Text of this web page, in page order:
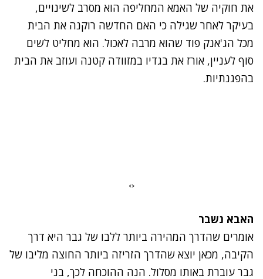
את חוקיה של האמא המחליפה הוא מסרב לשינויים,
בעיקר לאחר שגילה כי האם החדשה רוקנה את הבית
מכל הג'אנק פוד שהוא מרבה לאכול. הוא מחליט לשים
סוף לעניין, אורז את בגדיו במזוודה קטנה ועוזב את הבית
בהפגנתיות.
<>
האבא נשבר
אומרים שהדרך המהירה ביותר ללבו של גבר היא דרך
הקיבה, מכאן יוצא שהדרך הזריזה ביותר החוצה מליבו של
גבר עוברת באותו מסלול. הנה ההוכחה לכך, בני